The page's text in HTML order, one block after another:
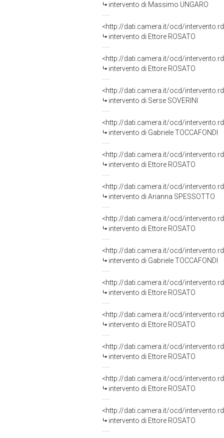
intervento di Massimo UNGARO
<http://dati.camera.it/ocd/
intervento di Ettore ROSATO
<http://dati.camera.it/ocd/
intervento di Ettore ROSATO
<http://dati.camera.it/ocd/
intervento di Serse SOVERINI
<http://dati.camera.it/ocd/
intervento di Gabriele TOCCAFONDI
<http://dati.camera.it/ocd/
intervento di Ettore ROSATO
<http://dati.camera.it/ocd/
intervento di Arianna SPESSOTTO
<http://dati.camera.it/ocd/
intervento di Ettore ROSATO
<http://dati.camera.it/ocd/
intervento di Gabriele TOCCAFONDI
<http://dati.camera.it/ocd/
intervento di Ettore ROSATO
<http://dati.camera.it/ocd/
intervento di Ettore ROSATO
<http://dati.camera.it/ocd/
intervento di Ettore ROSATO
<http://dati.camera.it/ocd/
intervento di Ettore ROSATO
<http://dati.camera.it/ocd/
intervento di Ettore ROSATO